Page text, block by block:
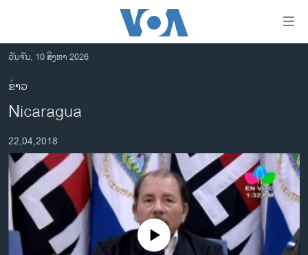
ເຂົ້າ
ຫາ
ຂ້າມ
ຂ້າມ
ໄປ
ຫາ
ຊອກ
ຄົ້ນ
ອາເມຣິກາ
ການເລືອກຕັ້ງ ປະທານາທີບໍດີ ສະຫະລັດ 2024
ຂ່າວ​ຈີນ
ໂລກ
ເອເຊຍ
ອິດສະຫຼະພາບດ້ານການຂ່າວ
ວັນຈັນ, 10 ສິງຫາ 2026
ຂ່າວ
Nicaragua
22,04,2018
No media source currently available